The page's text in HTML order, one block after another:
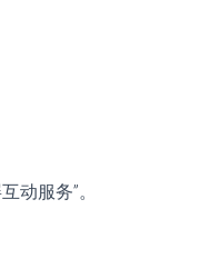
动服务”。